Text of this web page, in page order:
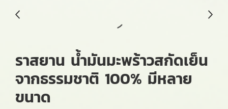
ราสยาน น้ำมันมะพร้าวสกัดเย็น
จากธรรมชาติ 100% มีหลาย
ขนาด